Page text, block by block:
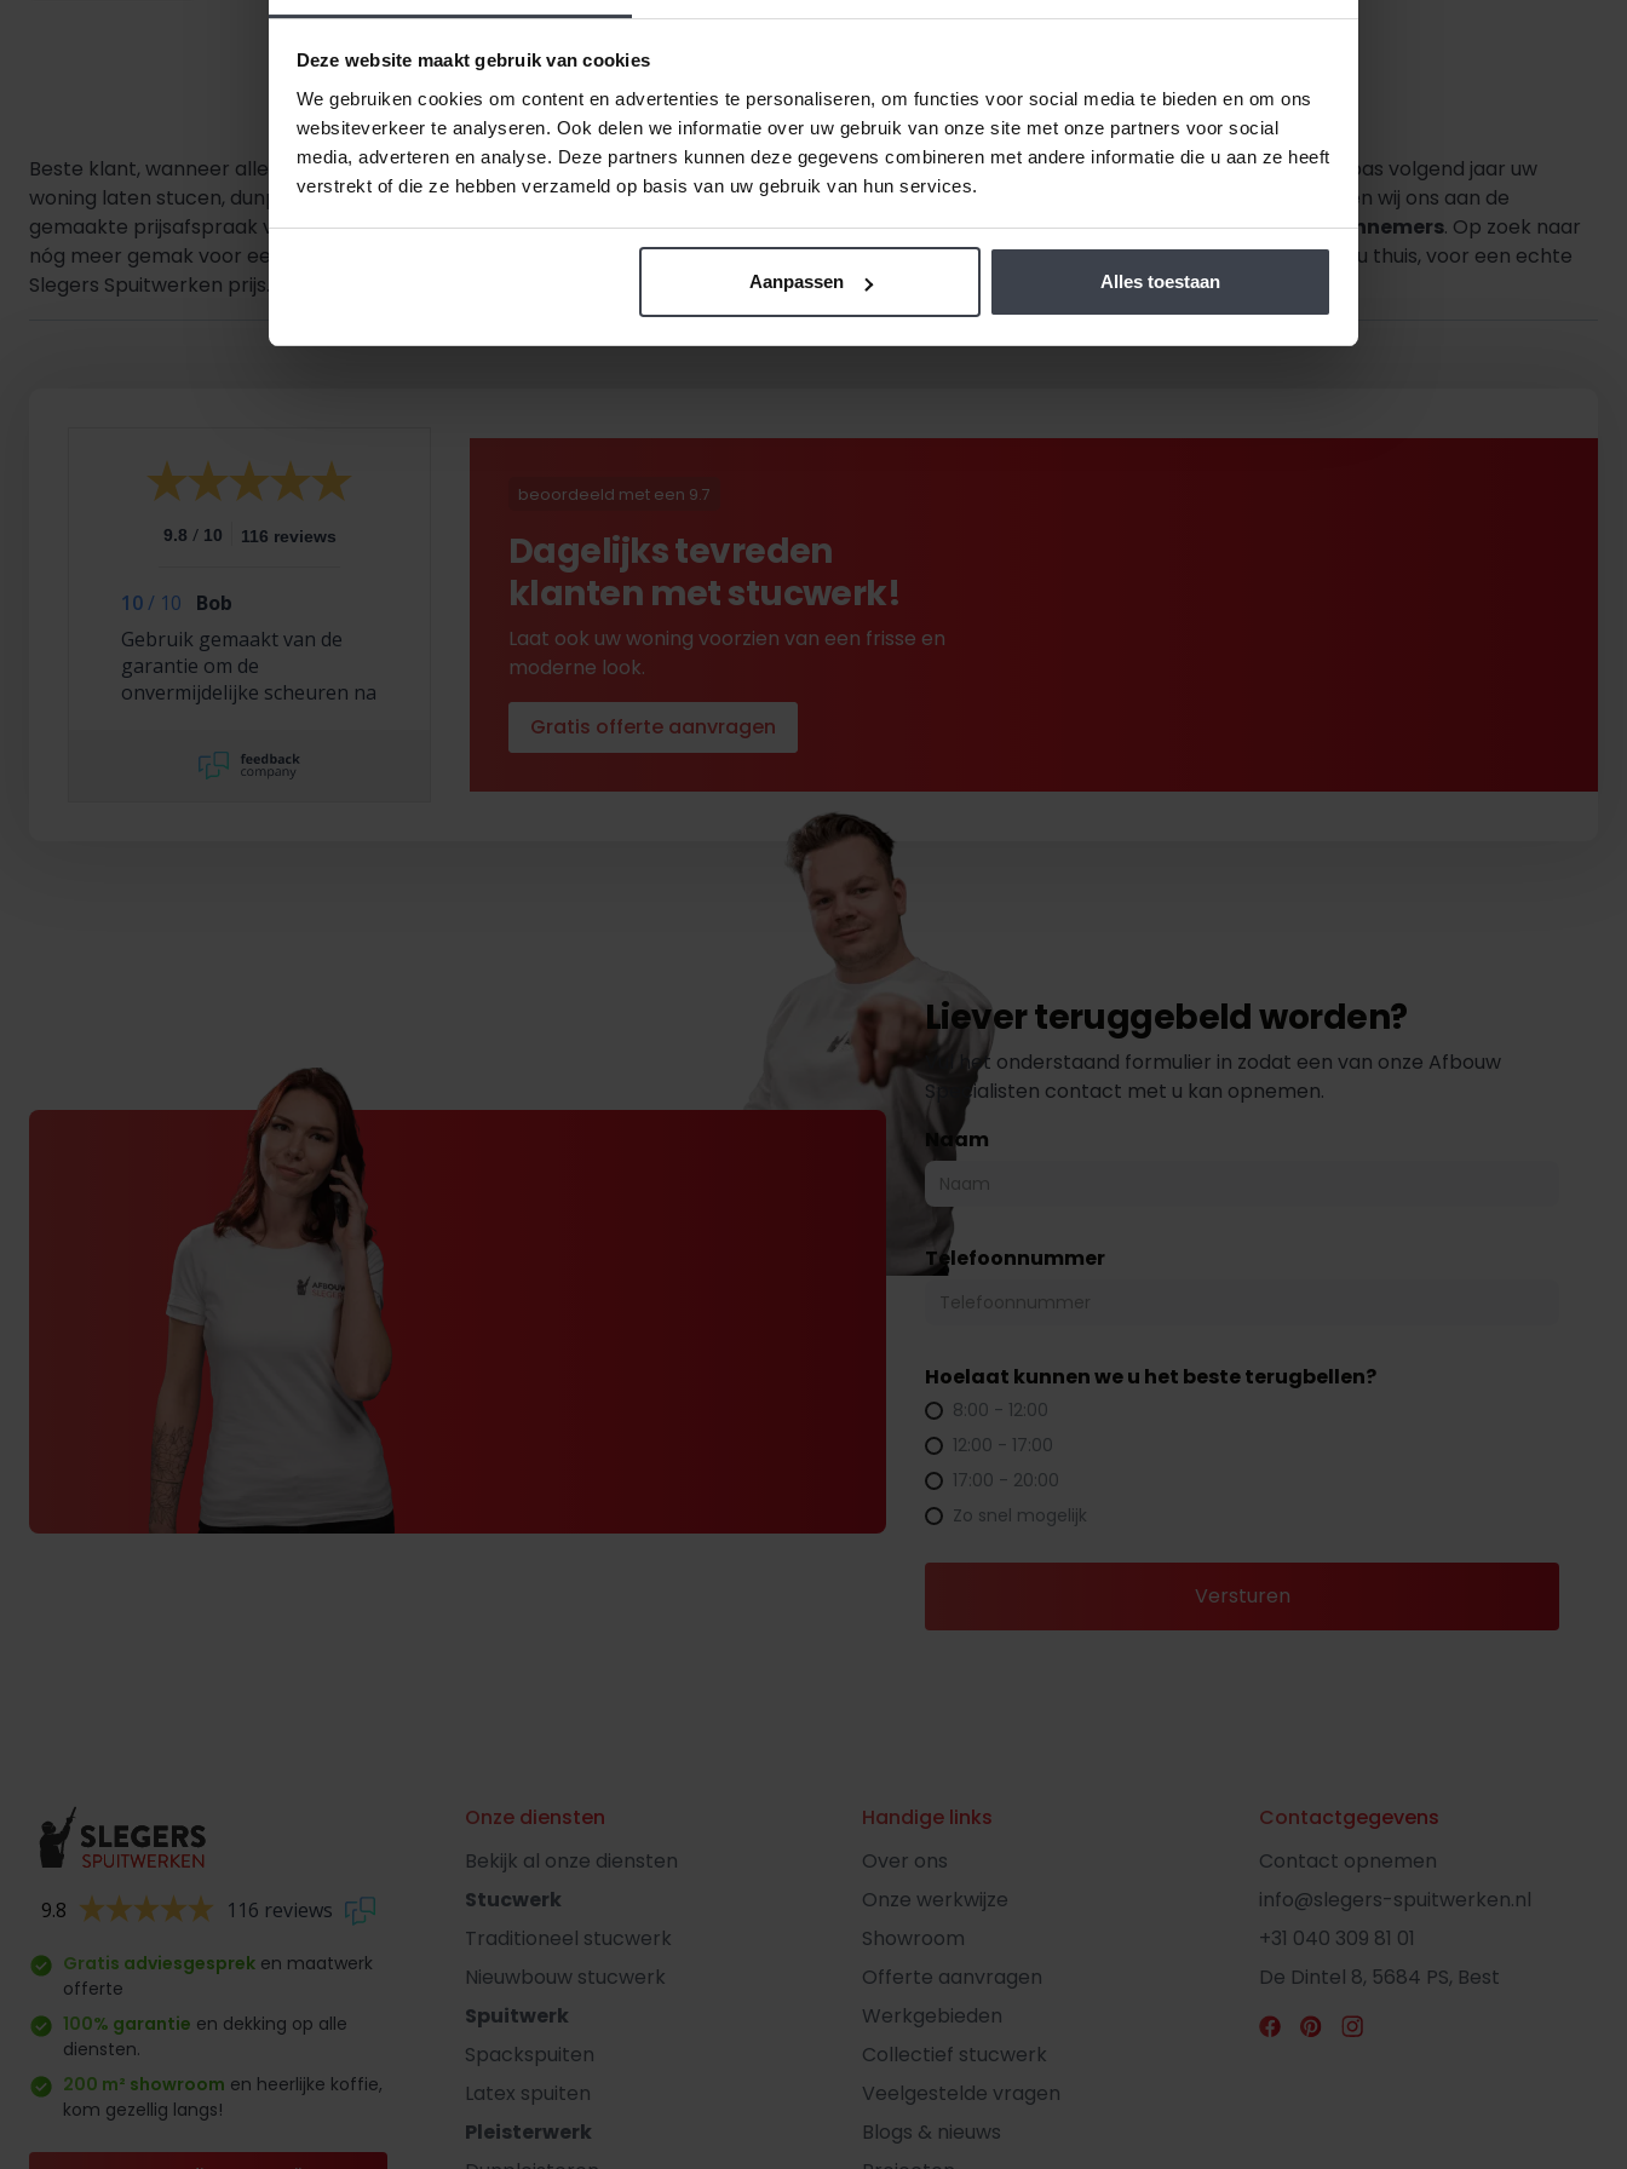
Deze website maakt gebruik van cookies
We gebruiken cookies om content en advertenties te personaliseren, om functies voor social media te bieden en om ons
websiteverkeer te analyseren. Ook delen we informatie over uw gebruik van onze site met onze partners voor social
media, adverteren en analyse. Deze partners kunnen deze gegevens combineren met andere informatie die u aan ze heeft
verstrekt of die ze hebben verzameld op basis van uw gebruik van hun services.
Aanpassen Alles toestaan
Beste klant, wanneer alles duurder wordt,houden wij de prijzen laag.Daarom zijn al onze extra services gratis of goed betaalbaar. Wilt u pas volgend jaar uw
woning laten stucen, dunpleisteren of latexspuiten? Ook dat houden we betaalbaar, zo spreken we samen met u een vaste prijs af en houden wij ons aan de
gemaakte prijsafspraak vanaf de dag dat uw offerte getekend is -ongeacht de prijsverhogingen van concurrenten, materialen of aannemers. Op zoek naar
nóg meer gemak voor een goede prijs, laat dan je stucwerk, pleisterwerk of spuitwerk voordelig op maat inmeten en realiseren. Gewoon bij u thuis, voor een echte
Slegers Spuitwerken prijs.
9.8 / 10 116 reviews
10/ 10
Bob
Gebruik gemaakt van de
garantie om de
onvermijdelijke scheuren na
en dat hebben ze super
netjes gedaan!
beoordeeld met een 9.7
Dagelijks tevreden
klanten met stucwerk!
Laat ook uw woning voorzien van een frisse en
moderne look.
Gratis offerte aanvragen
Liever teruggebeld worden?
Vul het onderstaand formulier in zodat een van onze Afbouw
Specialisten contact met u kan opnemen.
Naam
Telefoonnummer
Hoelaat kunnen we u het beste terugbellen?
8:00 - 12:00
12:00 - 17:00
17:00 - 20:00
Zo snel mogelijk
9.8 116 reviews
Gratis adviesgesprek en maatwerk
offerte
100% garantie en dekking op alle
diensten.
200 m² showroom en heerlijke koffie,
kom gezellig langs!
Onze diensten
Bekijk al onze diensten
Stucwerk
Traditioneel stucwerk
Nieuwbouw stucwerk
Spuitwerk
Spackspuiten
Latex spuiten
Pleisterwerk
Handige links
Over ons
Onze werkwijze
Showroom
Offerte aanvragen
Werkgebieden
Collectief stucwerk
Veelgestelde vragen
Blogs & nieuws
Contactgegevens
Contact opnemen
info@slegers-spuitwerken.nl
+31 040 309 81 01
De Dintel 8, 5684 PS, Best